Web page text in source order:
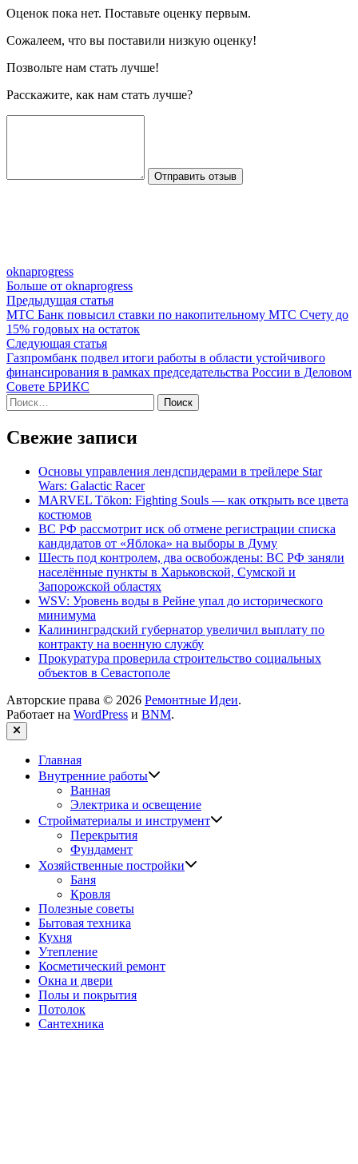
Оценок пока нет. Поставьте оценку первым.
Сожалеем, что вы поставили низкую оценку!
Позвольте нам стать лучше!
Расскажите, как нам стать лучше?
Отправить отзыв
oknaprogress
Больше от oknaprogress
Навигация
по
записям
Предыдущая статьяПредыдущая
статья:
МТС Банк повысил ставки по накопительному МТС Счету до
15% годовых на остаток
Следующая статьяСледующая
статья:
Газпромбанк подвел итоги работы в области устойчивого
финансирования в рамках председательства России в Деловом
Совете БРИКС
Найти:
Свежие записи
Основы управления лендспидерами в трейлере Star
Wars: Galactic Racer
MARVEL Tōkon: Fighting Souls — как открыть все цвета
костюмов
ВС РФ рассмотрит иск об отмене регистрации списка
кандидатов от «Яблока» на выборы в Думу
Шесть под контролем, два освобождены: ВС РФ заняли
населённые пункты в Харьковской, Сумской и
Запорожской областях
WSV: Уровень воды в Рейне упал до исторического
минимума
Калининградский губернатор увеличил выплату по
контракту на военную службу
Прокуратура проверила строительство социальных
объектов в Севастополе
Авторские права © 2026 Ремонтные Идеи.
Работает на WordPress и BNM.
Закрыть
Главная
Внутренние работы
Ванная
Электрика и освещение
Стройматериалы и инструмент
Перекрытия
Фундамент
Хозяйственные постройки
Баня
Кровля
Полезные советы
Бытовая техника
Кухня
Утепление
Косметический ремонт
Окна и двери
Полы и покрытия
Потолок
Сантехника